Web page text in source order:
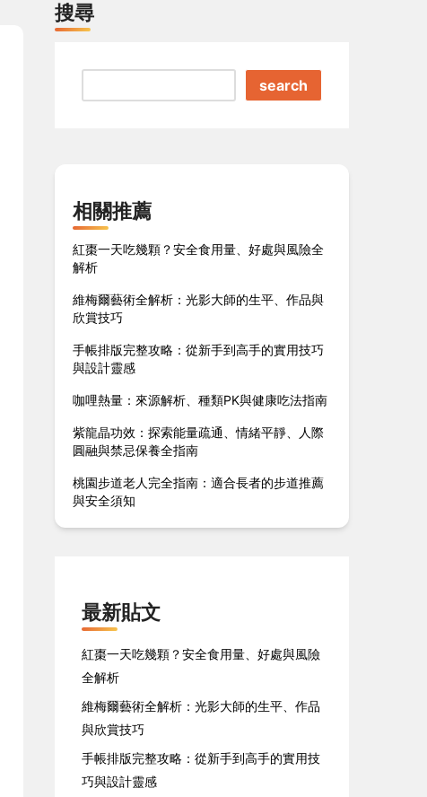
搜尋
search
相關推薦
紅棗一天吃幾顆？安全食用量、好處與風險全
解析
維梅爾藝術全解析：光影大師的生平、作品與
欣賞技巧
手帳排版完整攻略：從新手到高手的實用技巧
與設計靈感
咖哩熱量：來源解析、種類PK與健康吃法指南
紫龍晶功效：探索能量疏通、情緒平靜、人際
圓融與禁忌保養全指南
桃園步道老人完全指南：適合長者的步道推薦
與安全須知
最新貼文
紅棗一天吃幾顆？安全食用量、好處與風險
全解析
維梅爾藝術全解析：光影大師的生平、作品
與欣賞技巧
手帳排版完整攻略：從新手到高手的實用技
巧與設計靈感